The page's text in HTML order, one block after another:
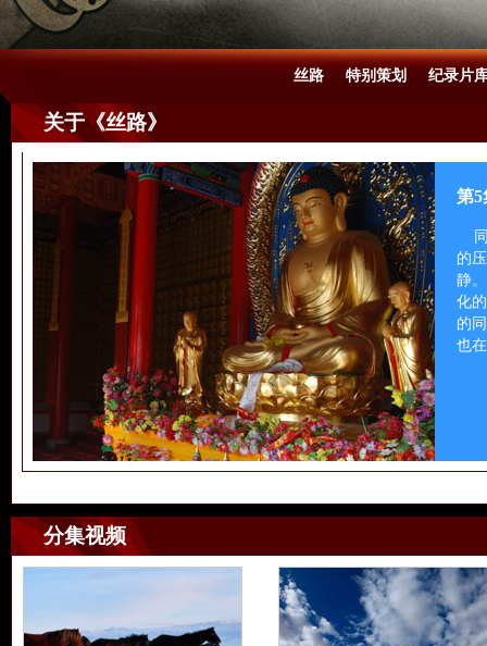
丝路 特别策划 纪录片
关于《丝路》
第8
西
安
夺
伊
间
分集视频